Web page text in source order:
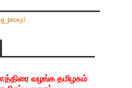
வழங்க தமிழகம்